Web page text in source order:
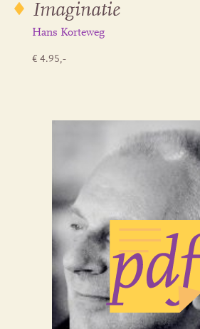
Imaginatie
Hans Korteweg
€ 4.95,-